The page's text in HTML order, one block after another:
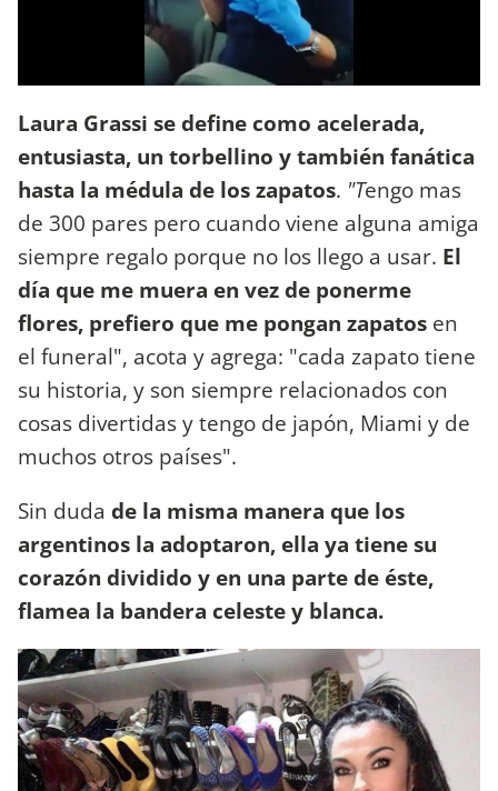
Laura Grassi se define como acelerada,
entusiasta, un torbellino y también fanática
hasta la médula de los zapatos. "Tengo mas
de 300 pares pero cuando viene alguna amiga
siempre regalo porque no los llego a usar. El
día que me muera en vez de ponerme
flores, prefiero que me pongan zapatos en
el funeral", acota y agrega: "cada zapato tiene
su historia, y son siempre relacionados con
cosas divertidas y tengo de japón, Miami y de
muchos otros países".
Sin duda de la misma manera que los
argentinos la adoptaron, ella ya tiene su
corazón dividido y en una parte de éste,
flamea la bandera celeste y blanca.